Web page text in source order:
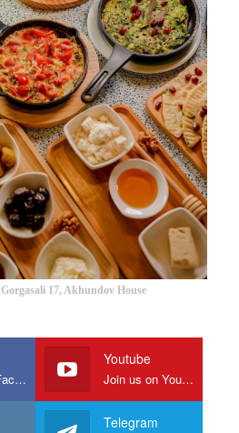
17, Akhundov House
Join us on Facebook
Youtube
Join us on Youtube
Telegram